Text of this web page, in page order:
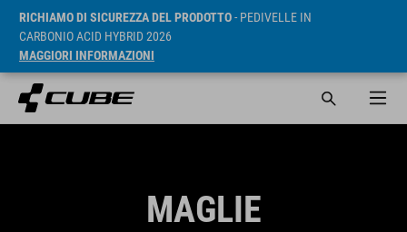
RICHIAMO DI SICUREZZA DEL PRODOTTO- PEDIVELLE IN
CARBONIO ACID HYBRID 2026
MAGGIORI INFORMAZIONI
MAGLIE